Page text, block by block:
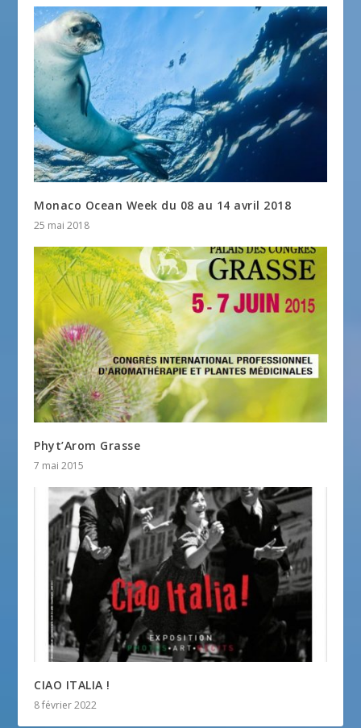
Monaco Ocean Week du 08 au 14 avril 2018
25 mai 2018
Phyt’Arom Grasse
7 mai 2015
CIAO ITALIA !
8 février 2022